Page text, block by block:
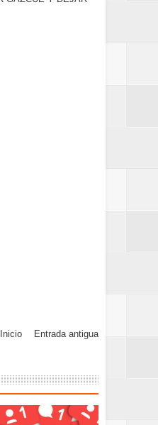
Entrada antigua
Inicio